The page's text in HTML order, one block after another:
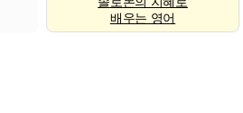
배우는 영어